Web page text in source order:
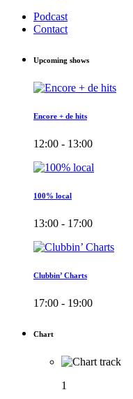
Podcast
Contact
Upcoming shows
Encore + de hits
12:00 - 13:00
100% local
13:00 - 17:00
Clubbin’ Charts
17:00 - 19:00
Chart
1